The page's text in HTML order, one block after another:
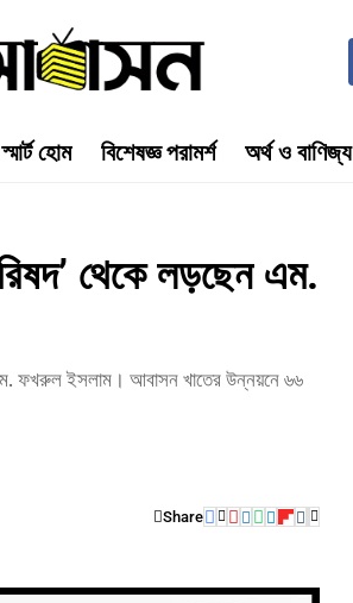
স্মার্ট হোম বিশেষজ্ঞ পরামর্শ অর্থ ও বাণিজ্য
থেকে লড়ছেন এম.
এম. ফখরুল ইসলাম। আবাসন খাতের উন্নয়নে ৬৬
Share